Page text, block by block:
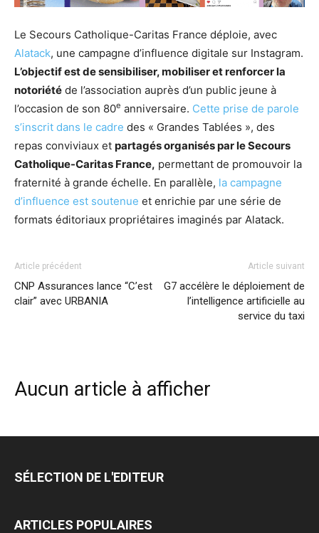
Le Secours Catholique-Caritas France déploie, avec
Alatack, une campagne d’influence digitale sur Instagram.
L’objectif est de sensibiliser, mobiliser et renforcer la
notoriété de l’association auprès d’un public jeune à
l’occasion de son 80e anniversaire. Cette prise de parole
s’inscrit dans le cadre des « Grandes Tablées », des
repas conviviaux et partagés organisés par le Secours
Catholique-Caritas France, permettant de promouvoir la
fraternité à grande échelle. En parallèle, la campagne
d’influence est soutenue et enrichie par une série de
formats éditoriaux propriétaires imaginés par Alatack.
Article précédent
CNP Assurances lance “C’est
clair” avec URBANIA
Article suivant
G7 accélère le déploiement de
l’intelligence artificielle au
service du taxi
Aucun article à afficher
SÉLECTION DE L'EDITEUR
ARTICLES POPULAIRES